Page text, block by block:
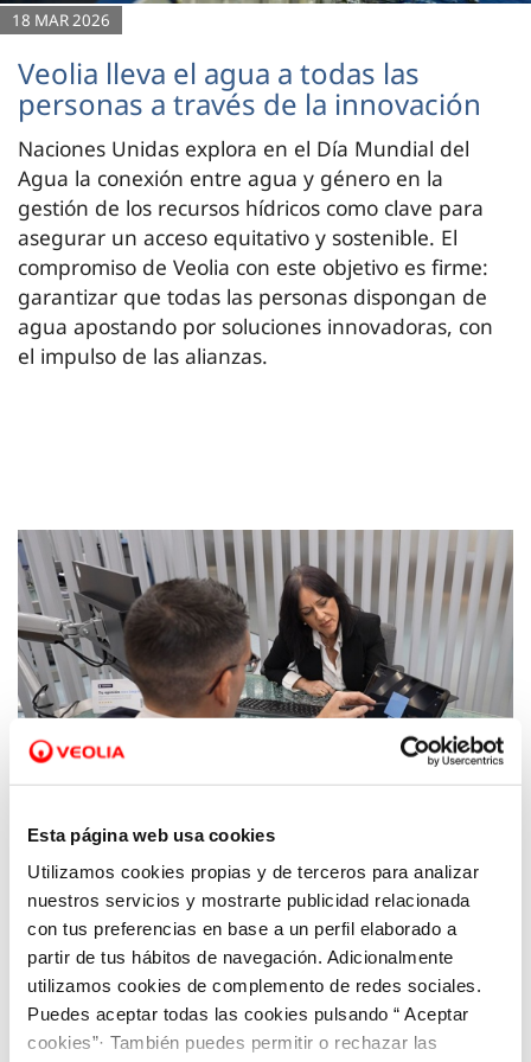
Esta página web usa cookies
Utilizamos cookies propias y de terceros para analizar
nuestros servicios y mostrarte publicidad relacionada
con tus preferencias en base a un perfil elaborado a
partir de tus hábitos de navegación. Adicionalmente
utilizamos cookies de complemento de redes sociales.
Puedes aceptar todas las cookies pulsando “ Aceptar
cookies”· También puedes permitir o rechazar las
18 MAR 2026
Veolia lleva el agua a todas las
personas a través de la innovación
Naciones Unidas explora en el Día Mundial del
Agua la conexión entre agua y género en la
gestión de los recursos hídricos como clave para
asegurar un acceso equitativo y sostenible. El
compromiso de Veolia con este objetivo es firme:
garantizar que todas las personas dispongan de
agua apostando por soluciones innovadoras, con
el impulso de las alianzas.
14 ABR 2025
Hidrogea implanta la firma biométrica en
sus oficinas y avanza en su compromiso de
eliminar el papel y contribuir al cuidado del
medio ambiente